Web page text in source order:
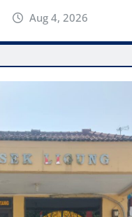
Aug 4, 2026